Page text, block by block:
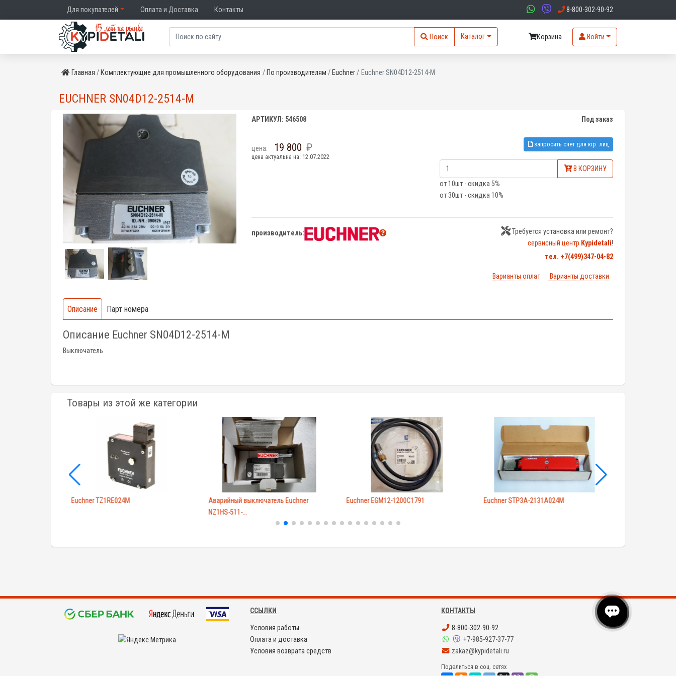
Для покупателей Оплата и Доставка Контакты 8-800-302-90-92
Поиск Каталог Корзина Войти
Главная Комплектующие для промышленного оборудования По производителям Euchner Euchner SN04D12-2514-M
EUCHNER SN04D12-2514-M
АРТИКУЛ: 546508 Под заказ
цена: 19 800
цена актуальна на: 12.07.2022
запросить счет для юр. лиц
В КОРЗИНУ
от 10шт - скидка 5%
от 30шт - скидка 10%
производитель:
Требуется установка или ремонт?
сервисный центр Kypidetali!
тел. +7(499)347-04-82
Варианты оплат Варианты доставки
Описание Парт номера
Описание Euchner SN04D12-2514-M
Выключатель
Товары из этой же категории
Euchner TZ1RE024M
Аварийный выключатель Euchner
NZ1HS-511-...
Euchner EGM12-1200C1791 Euchner STP3A-2131A024M
ССЫЛКИ
Условия работы
Оплата и доставка
Условия возврата средств
КОНТАКТЫ
8-800-302-90-92
+7-985-927-37-77
zakaz@kypidetali.ru
Поделиться в соц. сетях